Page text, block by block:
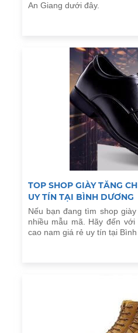
An Giang dưới đây.
TOP SHOP GIÀY TĂNG
UY TÍN TẠI BÌNH DƯƠNG
Nếu bạn đang tìm shop
nhiều mẫu mã. Hãy đến
cao nam giá rẻ uy tín tại